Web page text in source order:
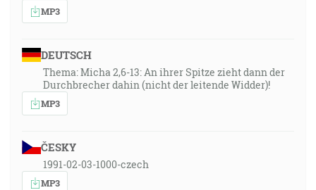
MP3
DEUTSCH
Thema: Micha 2,6-13: An ihrer Spitze zieht dann der
Durchbrecher dahin (nicht der leitende Widder)!
MP3
ČESKY
1991-02-03-1000-czech
MP3